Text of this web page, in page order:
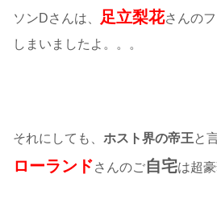
ソンDさんは、 足立梨花さんの
しまいましたよ。。。
それにしても、 ホスト界の帝王と
ローランドさんのご自宅は超